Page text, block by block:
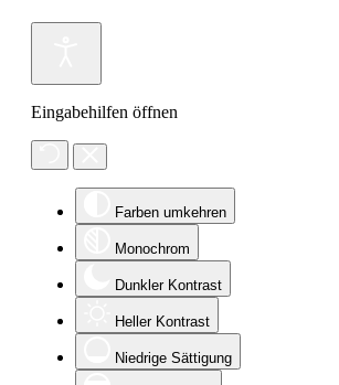
Eingabehilfen öffnen
Farben umkehren
Monochrom
Dunkler Kontrast
Heller Kontrast
Niedrige Sättigung